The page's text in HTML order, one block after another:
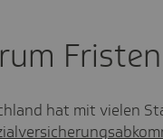
hat mit vielen